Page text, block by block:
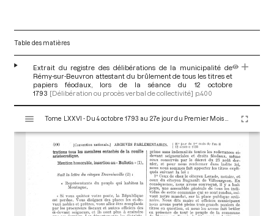
Table des matières
Extrait du registre des délibérations de la municipalité de
Rémy-sur-Beuvron attestant du brûlement de tous les titres et
papiers féodaux, lors de la séance du 12 octobre
1793 [Délibération ou procès verbal de collectivité] p.400
s